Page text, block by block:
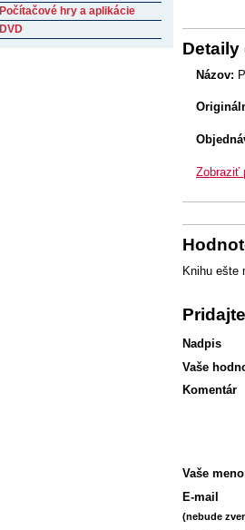
Detaily
Názov:
Zobraziť
Knihu ešte
Nadpis
Vaše
Komentár
Vaše meno
E-mail
(nebude
Počítačové hry a aplikácie
DVD